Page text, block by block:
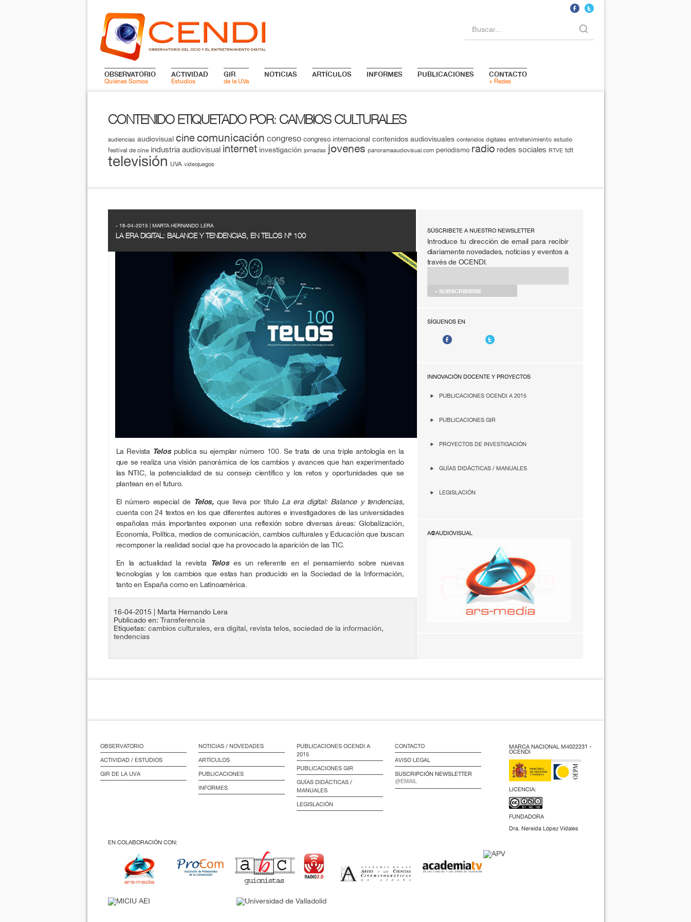
Buscar...
OBSERVATORIO
Quiénes Somos
ACTIVIDAD
Estudios
GIR
de la UVa
NOTICIAS ARTÍCULOS INFORMES PUBLICACIONES CONTACTO
+ Redes
CONTENIDO ETIQUETADO POR: CAMBIOS CULTURALES
audiencias audiovisual cinecomunicación congreso congreso internacional contenidos audiovisuales contenidos digitales entretenimiento estudio
festival de cine industria audiovisual internet investigación jornadas jovenes panoramaaudiovisual.com periodismo radio redes sociales RTVE tdt
televisión UVA videojuegos
SÚSCRIBETE A NUESTRO NEWSLETTER
Introduce tu dirección de email para recibir
diariamente novedades, noticias y eventos a
través de OCENDI.
SÍGUENOS EN
INNOVACIÓN DOCENTE Y PROYECTOS
PUBLICACIONES OCENDI A 2015
PUBLICACIONES GIR
PROYECTOS DE INVESTIGACIÓN
GUÍAS DIDÁCTICAS / MANUALES
LEGISLACIÓN
A@AUDIOVISUAL
- 16-04-2015 | MARTA HERNANDO LERA
LA ERA DIGITAL: BALANCE Y TENDENCIAS, EN TELOS Nº 100
La Revista Telospublica su ejemplar número 100. Se trata de una triple antología en la
que se realiza una visión panorámica de los cambios y avances que han experimentado
las NTIC, la potencialidad de su consejo científico y los retos y oportunidades que se
plantean en el futuro.
El número especial de Telos, que lleva por título La era digital: Balance y tendencias,
cuenta con 24 textos en los que diferentes autores e investigadores de las universidades
españolas más importantes exponen una reflexión sobre diversas áreas: Globalización,
Economía, Política, medios de comunicación, cambios culturales y Educación que buscan
recomponer la realidad social que ha provocado la aparición de las TIC.
En la actualidad la revista Teloses un referente en el pensamiento sobre nuevas
tecnologías y los cambios que estas han producido en la Sociedad de la Información,
tanto en España como en Latinoamérica.
16-04-2015
| Marta Hernando Lera
Publicado en: Transferencia
Etiquetas: cambios culturales, era digital, revista telos, sociedad de la información,
tendencias
OBSERVATORIO
ACTIVIDAD / ESTUDIOS
GIR DE LA UVA
NOTICIAS / NOVEDADES
ARTÍCULOS
PUBLICACIONES
INFORMES
PUBLICACIONES OCENDI A
2015
PUBLICACIONES GIR
GUÍAS DIDÁCTICAS /
MANUALES
LEGISLACIÓN
CONTACTO
AVISO LEGAL
SUSCRIPCIÓN NEWSLETTER
MARCA NACIONAL M4022231 -
OCENDI
LICENCIA:
FUNDADORA
Dra. Nereida López Vidales
EN COLABORACIÓN CON: